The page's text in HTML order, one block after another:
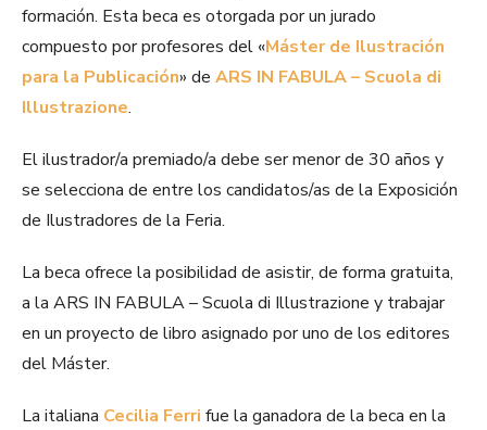
formación. Esta beca es otorgada por un jurado
compuesto por profesores del «Máster de Ilustración
para la Publicación» de ARS IN FABULA – Scuola di
Illustrazione.
El ilustrador/a premiado/a debe ser menor de 30 años y
se selecciona de entre los candidatos/as de la Exposición
de Ilustradores de la Feria.
La beca ofrece la posibilidad de asistir, de forma gratuita,
a la ARS IN FABULA – Scuola di Illustrazione y trabajar
en un proyecto de libro asignado por uno de los editores
del Máster.
La italiana Cecilia Ferri fue la ganadora de la beca en la